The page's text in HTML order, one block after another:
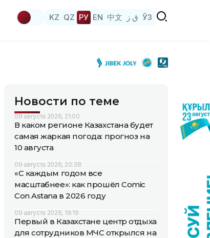
KZ QZ РУ EN 中文 ق ز ЎЗ
Новости по теме
09 августа 2026, 21:00
В каком регионе Казахстана будет
самая жаркая погода: прогноз на
10 августа
09 августа 2026, 20:38
«С каждым годом все
масштабнее»: как прошёл Comic
Con Astana в 2026 году
09 августа 2026, 19:19
Первый в Казахстане центр отдыха
для сотрудников МЧС открылся на